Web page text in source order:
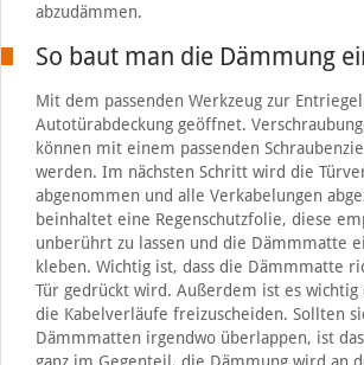
abzudämmen.
So baut man die Dämmung
Mit dem passenden Werkzeug zur
Autotürabdeckung geöffnet.
können mit einem passenden
werden. Im nächsten Schritt wird die
abgenommen und alle Verkabelungen
beinhaltet eine Regenschutzfolie, diese
unberührt zu lassen und die Dämmmatte
kleben. Wichtig ist, dass die Dämmmatte
Tür gedrückt wird. Außerdem ist es
die Kabelverläufe freizuscheiden. Sollten
Dämmmatten irgendwo überlappen, ist